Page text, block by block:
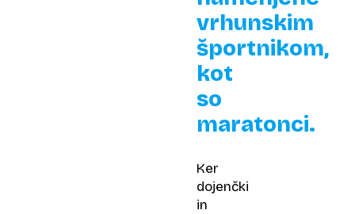
vrhunskim
športnikom,
kot
so
maratonci.
Ker
dojenčki
in